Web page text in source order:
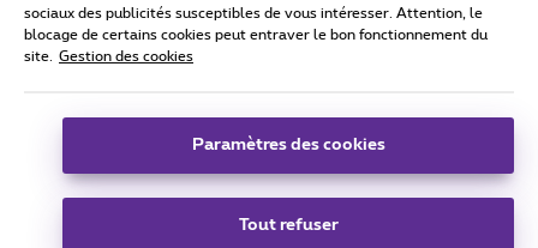
Tous droits réservés. © 2026 Proximus
Conditions générales, info consommateur
Coordonnées de l’entreprise
Boulevard du Roi Albert II 27 - B-1030 Bruxelles.
sociaux des publicités susceptibles de vous intéresser. Attention, le
blocage de certains cookies peut entraver le bon fonctionnement du
site.
Gestion des cookies
Paramètres des cookies
Tout refuser